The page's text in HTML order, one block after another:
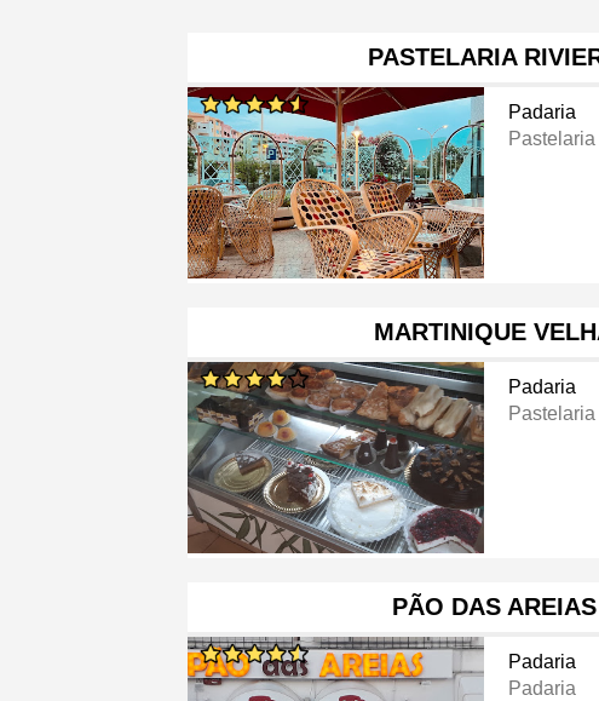
PASTELARIA
Padaria
Pastelaria
MARTINIQUE
Padaria
Pastelaria
PÃO DAS AREIAS
Padaria
Padaria